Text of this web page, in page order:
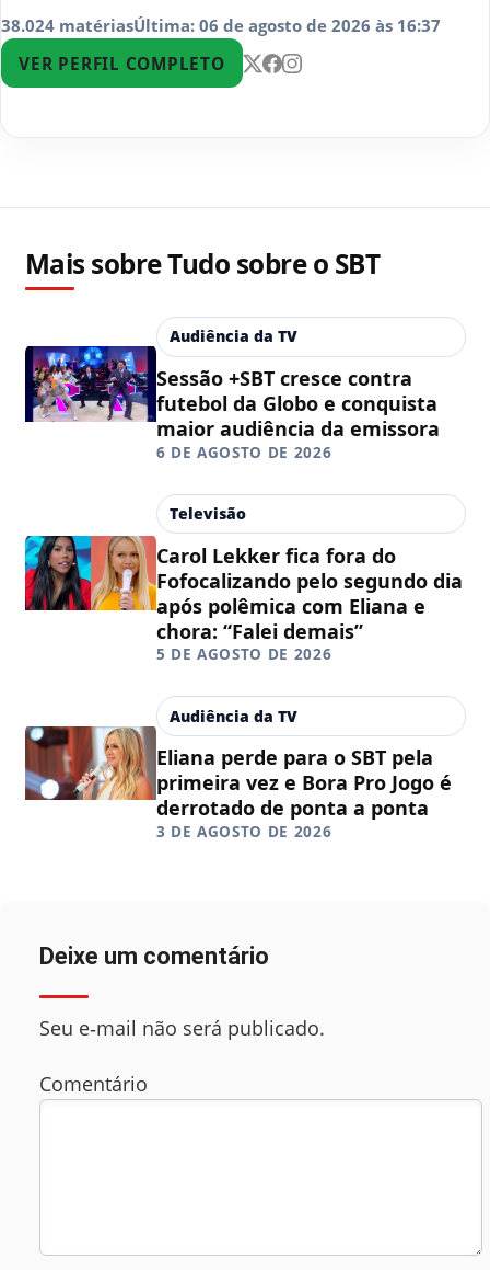
38.024 matériasÚltima: 06 de agosto de 2026 às 16:37
VER PERFIL COMPLETO
Mais sobre Tudo sobre o SBT
Audiência da TV
Sessão +SBT cresce contra
futebol da Globo e conquista
maior audiência da emissora
6 DE AGOSTO DE 2026
Televisão
Carol Lekker fica fora do
Fofocalizando pelo segundo dia
após polêmica com Eliana e
chora: “Falei demais”
5 DE AGOSTO DE 2026
Audiência da TV
Eliana perde para o SBT pela
primeira vez e Bora Pro Jogo é
derrotado de ponta a ponta
3 DE AGOSTO DE 2026
Deixe um comentário
Seu e‑mail não será publicado.
Comentário